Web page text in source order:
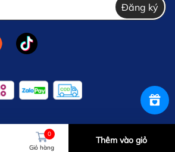
Đăng ký
0
Giỏ hàng
Thêm vào giỏ